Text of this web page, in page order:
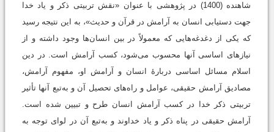
شاهنده (1400) در پژوهشی با عنوان «نقش تربیتی ذکر و یاد خدا
جهت دستیابی انسان به آرامش در قرآن و حدیث»، به این نتیجه رسید
که یکی از دغدغه‌هایی که معمولاً در بین انسان‌ها وجود داشته و از
نیازهای اساسی آنها محسوب می‌شود، کسب آرامش است. در دین
اسلام مسائل اساسی دربارۀ انسان و آرامش او، مفهوم آرامش،
مصادیق آرامش حقیقی، عوامل و راه‌های تحصیل آن و به‌تبع آنها تأثیر
تربیتی ذکر خدا در کسب آرامش انسان طرح و تبیین شده است.
آرامش حقیقی در پناه ذکر و یاد خداوند و به‌تبع آن در لوای توجه به